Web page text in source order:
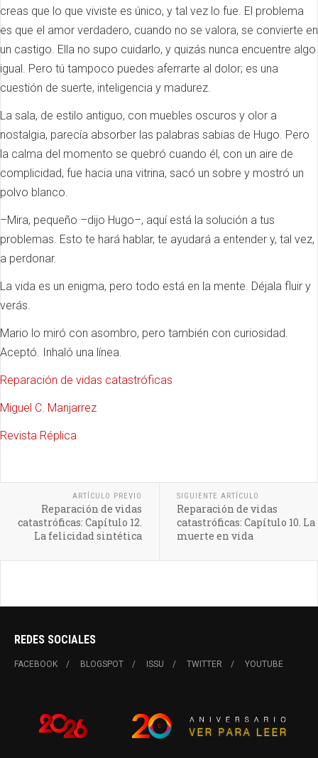
creas que lo que viviste es único, y tal vez lo fue. El problema
es que el amor verdadero, cuando no se valora, se convierte en
un castigo. Ella no supo cuidarlo, y quizás nunca encuentre algo
igual. Pero tú tampoco puedes aferrarte al dolor; es una
cuestión de suerte, inteligencia y madurez.
La sala, de estilo antiguo, con muebles oscuros y olor a
nostalgia, parecía absorber las palabras sabias de Hugo. Pero
la calma del momento se quebró cuando él, con un aire de
complicidad, fue hacia una vitrina, sacó un sobre y mostró un
polvo blanco.
–Mira, pequeño –dijo Hugo–, aquí está la solución a tus
problemas. Esto te hará hablar, te ayudará a entender y, tal vez,
a perdonar.
La vida es un enigma, pero todo está en la mente. Déjala fluir y
verás.
Mario lo miró con asombro, pero también con curiosidad.
Aceptó. Inhaló una línea.
Reparación de vidas catastróficas
Miguel C. Manjarrez
Revista Réplica
ARTÍCULO PREVIO
Reparación de vidas
catastróficas: Capítulo 12.
La felicidad sintética
SIGUIENTE ARTÍCULO
Reparación de vidas
catastróficas: Capítulo 10. La
muerte en vida
REDES SOCIALES
FACEBOOK BLOGSPOT ISSU TWITTER YOUTUBE